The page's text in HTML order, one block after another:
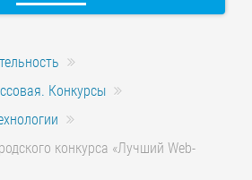
Конкурсы
конкурса «Лучший Web-